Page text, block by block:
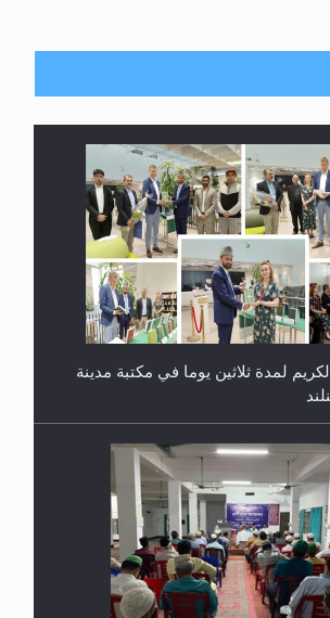
لمدة ثلاثين يوما في مكتبة مدينة